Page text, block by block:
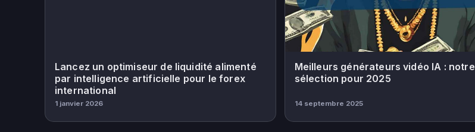
Lancez un optimiseur de liquidité alimenté
par intelligence artificielle pour le forex
international
1 janvier 2026
Meilleurs générateurs vidéo IA : notre
sélection pour 2025
14 septembre 2025